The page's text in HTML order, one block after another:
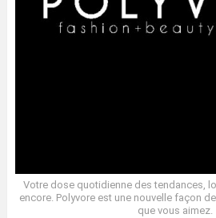
Votre dose quotidienne des tendances,
encore. Polyvore est une nouvelle façon
que vous aimez.